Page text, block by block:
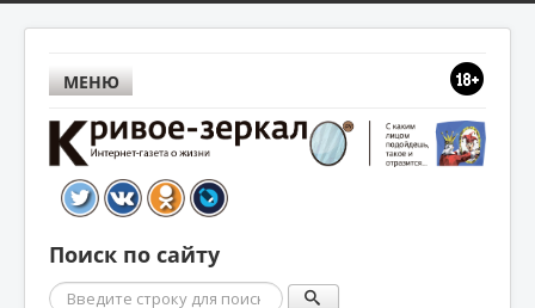
МЕНЮ
Поиск по сайту
Поиск